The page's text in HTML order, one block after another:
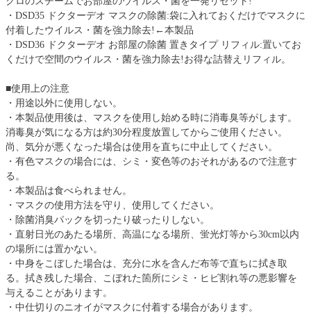
・DSD35 ドクターデオ マスクの除菌:袋に入れておくだけでマスクに
付着したウイルス・菌を強力除去!←本製品
・DSD36 ドクターデオ お部屋の除菌 置きタイプ リフィル:置いてお
くだけで空間のウイルス・菌を強力除去!お得な詰替えリフィル。
■使用上の注意
・用途以外に使用しない。
・本製品使用後は、マスクを使用し始める時に消毒臭等がします。
消毒臭が気になる方は約30分程度放置してからご使用ください。
尚、気分が悪くなった場合は使用を直ちに中止してください。
・有色マスクの場合には、シミ・変色等のおそれがあるので注意す
る。
・本製品は食べられません。
・マスクの使用方法を守り、使用してください。
・除菌消臭パックを切ったり破ったりしない。
・直射日光のあたる場所、高温になる場所、蛍光灯等から30cm以内
の場所には置かない。
・中身をこぼした場合は、充分に水を含んだ布等で直ちに拭き取
る。拭き残した場合、こぼれた箇所にシミ・ヒビ割れ等の悪影響を
与えることがあります。
・中仕切りのニオイがマスクに付着する場合があります。